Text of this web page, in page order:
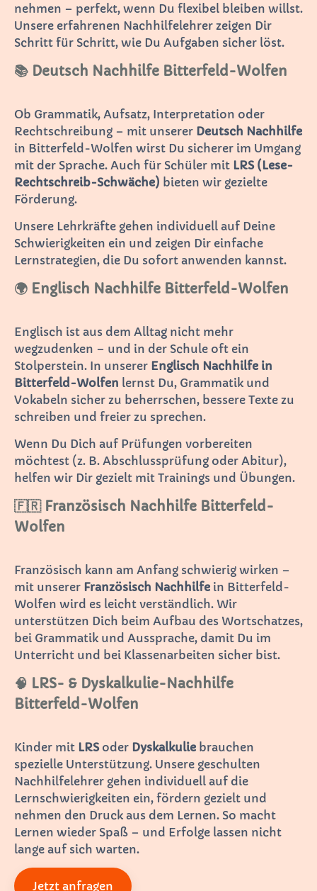
nehmen – perfekt, wenn Du flexibel bleiben willst.
Unsere erfahrenen Nachhilfelehrer zeigen Dir
Schritt für Schritt, wie Du Aufgaben sicher löst.
📚 Deutsch Nachhilfe Bitterfeld-Wolfen
Ob Grammatik, Aufsatz, Interpretation oder
Rechtschreibung – mit unserer Deutsch Nachhilfe
in Bitterfeld-Wolfen wirst Du sicherer im Umgang
mit der Sprache. Auch für Schüler mit LRS (Lese-
Rechtschreib-Schwäche) bieten wir gezielte
Förderung.
Unsere Lehrkräfte gehen individuell auf Deine
Schwierigkeiten ein und zeigen Dir einfache
Lernstrategien, die Du sofort anwenden kannst.
🌍 Englisch Nachhilfe Bitterfeld-Wolfen
Englisch ist aus dem Alltag nicht mehr
wegzudenken – und in der Schule oft ein
Stolperstein. In unserer Englisch Nachhilfe in
Bitterfeld-Wolfen lernst Du, Grammatik und
Vokabeln sicher zu beherrschen, bessere Texte zu
schreiben und freier zu sprechen.
Wenn Du Dich auf Prüfungen vorbereiten
möchtest (z. B. Abschlussprüfung oder Abitur),
helfen wir Dir gezielt mit Trainings und Übungen.
🇫🇷 Französisch Nachhilfe Bitterfeld-
Wolfen
Französisch kann am Anfang schwierig wirken –
mit unserer Französisch Nachhilfe in Bitterfeld-
Wolfen wird es leicht verständlich. Wir
unterstützen Dich beim Aufbau des Wortschatzes,
bei Grammatik und Aussprache, damit Du im
Unterricht und bei Klassenarbeiten sicher bist.
🧠 LRS- & Dyskalkulie-Nachhilfe
Bitterfeld-Wolfen
Kinder mit LRSoder Dyskalkulie brauchen
spezielle Unterstützung. Unsere geschulten
Nachhilfelehrer gehen individuell auf die
Lernschwierigkeiten ein, fördern gezielt und
nehmen den Druck aus dem Lernen. So macht
Lernen wieder Spaß – und Erfolge lassen nicht
lange auf sich warten.
Jetzt anfragen